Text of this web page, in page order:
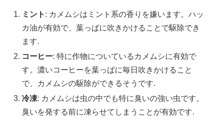
ミント : カメムシはミント系の香りを嫌います。ハッ
カ油が有効で、葉っぱに吹きかけることで駆除でき
ます.
コーヒー: 特に作物についているカメムシに有効で
す。濃いコーヒーを葉っぱに毎日吹きかけること
で、カメムシの駆除ができるそうです.
冷凍: カメムシは虫の中でも特に臭いの強い虫です。
臭いを発する前に凍らせてしまうことが有効です.